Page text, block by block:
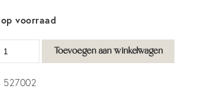
voorraad
Toevoegen aan winkelwagen
527002